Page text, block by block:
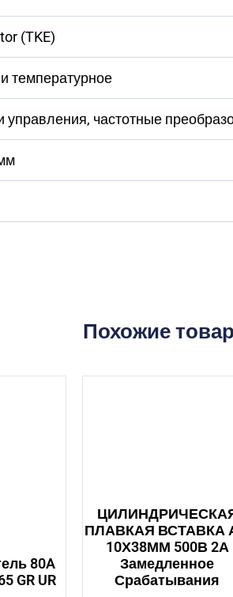
(TKE)
температурное
управления, частотные
Похожие
80A
GR UR
ПЛАВКАЯ ВСТАВКА
10Х38ММ 500В 2А
Замедленное
Срабатывания